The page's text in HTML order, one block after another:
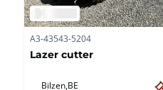
A3-43543-5204
Lazer cutter
Bilzen, BE